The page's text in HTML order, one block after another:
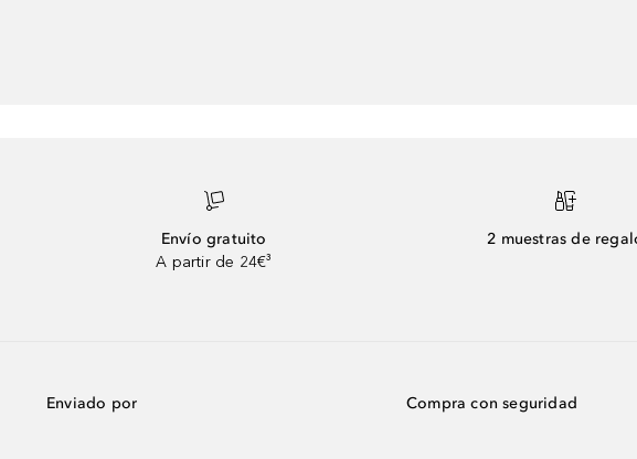
Envío gratuito
A partir de 24€³
2 muestras de
Enviado por Compra con seguridad